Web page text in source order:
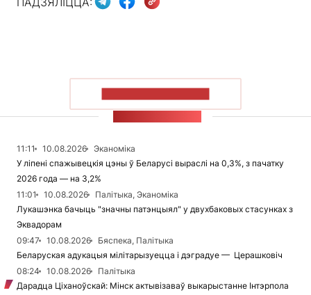
11:11 10.08.2026
Эканоміка
У ліпені спажывецкія цэны ў Беларусі выраслі на 0,3%, з пачатку
2026 года — на 3,2%
11:01
10.08.2026
Палітыка, Эканоміка
Лукашэнка бачыць "значны патэнцыял" у двухбаковых стасунках з
Эквадорам
09:47
10.08.2026
Бяспека, Палітыка
Беларуская адукацыя мілітарызуецца і дэградуе — Церашковіч
08:24
10.08.2026
Палітыка
Дарадца Ціханоўскай: Мінск актывізаваў выкарыстанне Інтэрпола